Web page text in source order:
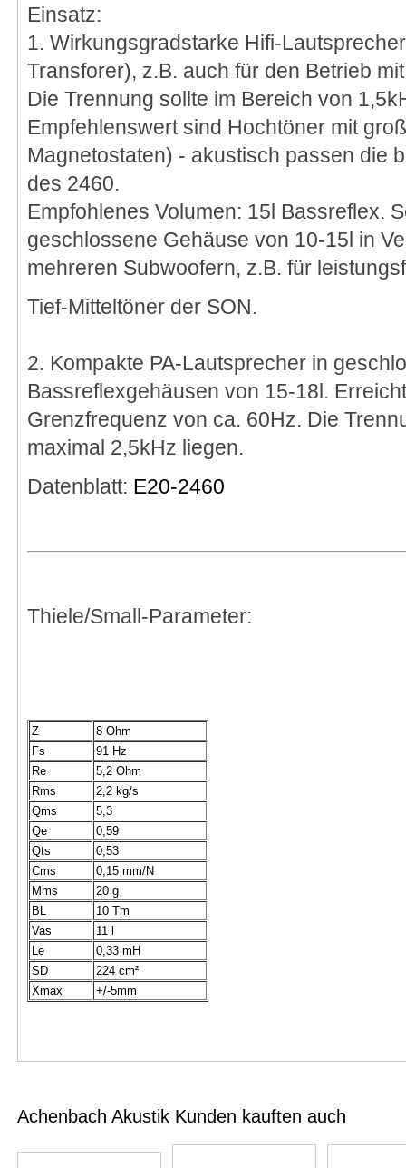
Einsatz:
1. Wirkungsgradstarke Hifi-
Transforer), z.B. auch für den Betrieb
Die Trennung sollte im Bereich von
Empfehlenswert sind Hochtöner mit
Magnetostaten) - akustisch passen die
des 2460.
Empfohlenes Volumen: 15l Bassreflex.
geschlossene Gehäuse von 10-15l in
mehreren Subwoofern, z.B. für
Tief-Mitteltöner der SON.
2. Kompakte PA-Lautsprecher in
Bassreflexgehäusen von 15-18l.
Grenzfrequenz von ca. 60Hz. Die
maximal 2,5kHz liegen.
Datenblatt: E20-2460
Thiele/Small-Parameter:
Z
8 Ohm
Fs
91 Hz
Re
5,2 Ohm
Rms
2,2 kg/s
Qms
5,3
Qe
0,59
Qts
0,53
Cms
0,15 mm/N
Mms
20 g
BL
10 Tm
Vas
11 l
Le
0,33 mH
SD
224 cm²
Xmax
+/-5mm
Achenbach Akustik Kunden kauften auch